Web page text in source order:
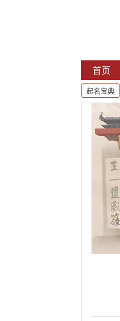
首页
起名宝典